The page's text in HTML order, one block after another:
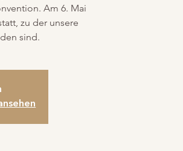
Am 6. Mai
zu der unsere
sind.